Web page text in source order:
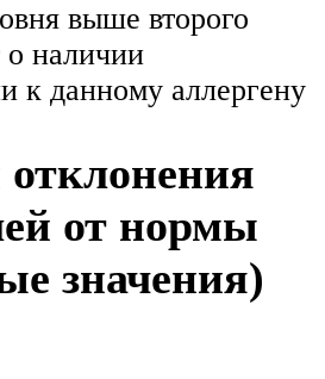
выше второго
о наличии
к данному аллергену
от нормы
значения)